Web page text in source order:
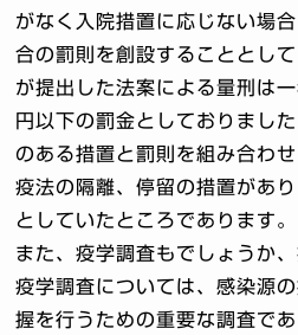
がなく入院措置に応じない場
合の罰則を創設することとし
が提出した法案による量刑は
円以下の罰金としておりまし
のある措置と罰則を組み合わ
疫法の隔離、停留の措置があ
としていたところであります。
また、疫学調査もでしょうか
疫学調査については、感染源
握を行うための重要な調査で